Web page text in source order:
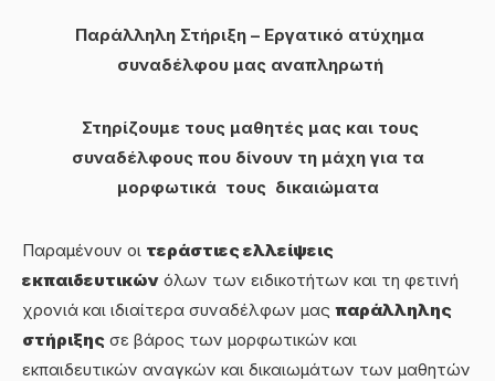
Παράλληλη Στήριξη – Εργατικό ατύχημα
συναδέλφου μας αναπληρωτή
Στηρίζουμε τους μαθητές μας και τους
συναδέλφους που δίνουν τη μάχη για τα
μορφωτικά τους δικαιώματα
Παραμένουν οι τεράστιες ελλείψεις
εκπαιδευτικών όλων των ειδικοτήτων και τη φετινή
χρονιά και ιδιαίτερα συναδέλφων μας παράλληλης
στήριξης σε βάρος των μορφωτικών και
εκπαιδευτικών αναγκών και δικαιωμάτων των μαθητών